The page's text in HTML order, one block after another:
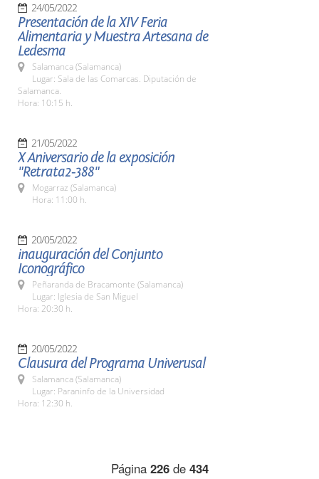
24/05/2022
Presentación de la XIV Feria
Alimentaria y Muestra Artesana de
Ledesma
Salamanca (Salamanca)
Lugar: Sala de las Comarcas. Diputación de
Salamanca.
Hora: 10:15 h.
21/05/2022
X Aniversario de la exposición
"Retrata2-388"
Mogarraz (Salamanca)
Hora: 11:00 h.
20/05/2022
inauguración del Conjunto
Iconográfico
Peñaranda de Bracamonte (Salamanca)
Lugar: Iglesia de San Miguel
Hora: 20:30 h.
20/05/2022
Clausura del Programa Univerusal
Salamanca (Salamanca)
Lugar: Paraninfo de la Universidad
Hora: 12:30 h.
Página 226de 434